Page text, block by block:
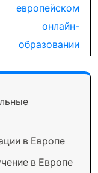
европейском
онлайн-
образовании
в Европе
в Европе